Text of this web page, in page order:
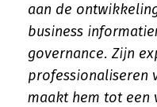
aan de
business
governance. Zijn
professionaliseren
maakt hem tot een